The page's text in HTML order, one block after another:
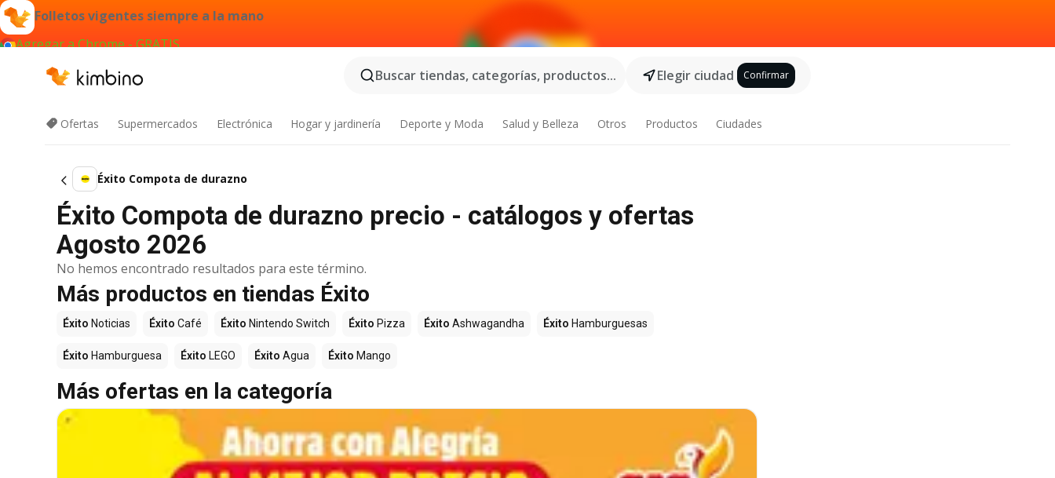
Folletos vigentes siempre a la mano
Agregar a Chrome - GRATIS
Buscar tiendas, categorías, productos...
Elegir ciudad Confirmar
Ofertas Supermercados Electrónica Hogar y jardinería Deporte y Moda Salud y Belleza Otros Productos Ciudades
Éxito Compota de durazno
Éxito Compota de durazno precio - catálogos y ofertas
Agosto 2026
No hemos encontrado resultados para este término.
Más productos en tiendas Éxito
Éxito Noticias Éxito Café Éxito Nintendo Switch Éxito Pizza Éxito Ashwagandha Éxito Hamburguesas
Éxito Hamburguesa Éxito LEGO Éxito Agua Éxito Mango
Más ofertas en la categoría